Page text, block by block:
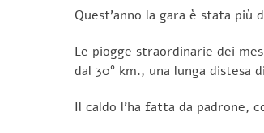
Quest’anno la gara è stata
Le piogge straordinarie dei
dal 30° km., una lunga distesa
Il caldo l’ha fatta da padrone,